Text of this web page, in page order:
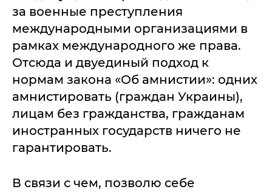
за военные преступления
международными организациями в
рамках международного же права.
Отсюда и двуединый подход к
нормам закона «Об амнистии»: одних
амнистировать (граждан Украины),
лицам без гражданства, гражданам
иностранных государств ничего не
гарантировать.
В связи с чем, позволю себе